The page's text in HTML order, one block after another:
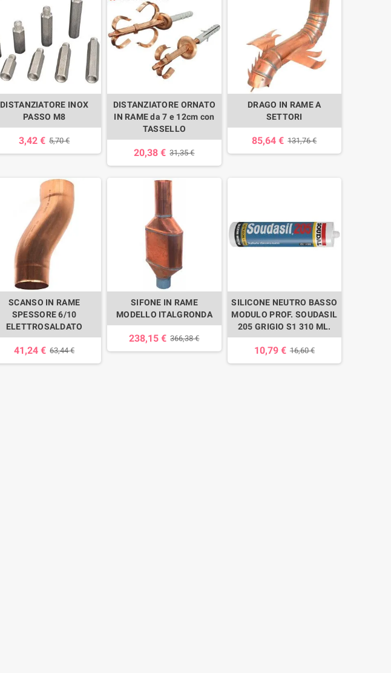
DISTANZIATORE INOX
PASSO M8
3,42 € 5,70 €
DISTANZIATORE ORNATO
IN RAME da 7 e 12cm con
TASSELLO
20,38 € 31,35 €
DRAGO IN RAME A
SETTORI
85,64 € 131,76 €
SCANSO IN RAME
SPESSORE 6/10
ELETTROSALDATO
41,24 € 63,44 €
SIFONE IN RAME
MODELLO ITALGRONDA
238,15 € 366,38 €
SILICONE NEUTRO BASSO
MODULO PROF. SOUDASIL
205 GRIGIO S1 310 ML.
10,79 € 16,60 €